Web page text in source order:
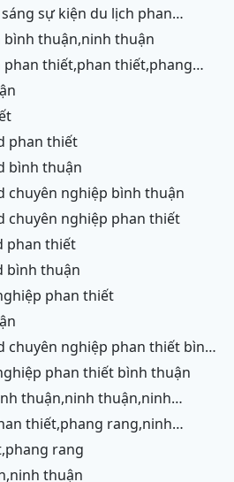
hy,cam ranh
bình thuận,ninh thuận
ranh
phan thiết
bình thuận
chuyên nghiệp bình thuận
chuyên nghiệp phan thiết
phan thiết
bình thuận
phan thiết
phan thiết bình thuận
rang
thuận